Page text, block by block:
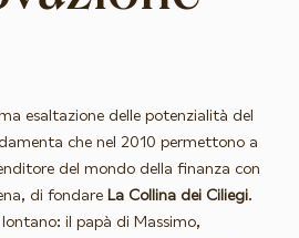
esaltazione delle potenzialità del
che nel 2010 permettono a
del mondo della finanza con
di fondare La Collina dei Ciliegi.
il papà di Massimo,